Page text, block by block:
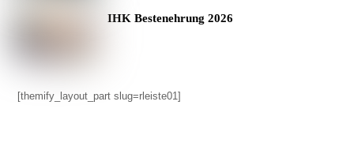
IHK Bestenehrung 2026
[themify_layout_part slug=rleiste01]